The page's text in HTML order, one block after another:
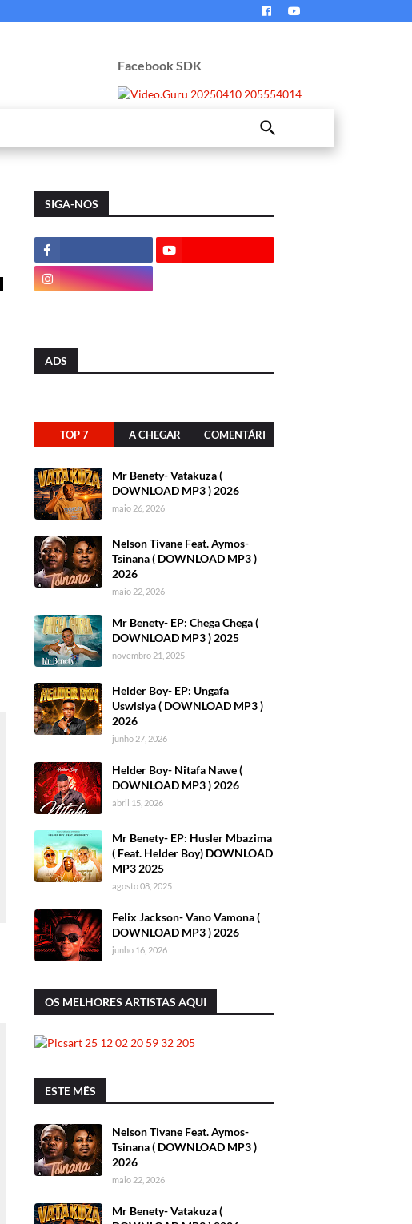
Facebook SDK
SIGA-NOS
ADS
TOP 7 A CHEGAR COMENTÁRI
Mr Benety- Vatakuza (
DOWNLOAD MP3 ) 2026
maio 26, 2026
Nelson Tivane Feat. Aymos-
Tsinana ( DOWNLOAD MP3 )
2026
maio 22, 2026
Mr Benety- EP: Chega Chega (
DOWNLOAD MP3 ) 2025
novembro 21, 2025
Helder Boy- EP: Ungafa
Uswisiya ( DOWNLOAD MP3 )
2026
junho 27, 2026
Helder Boy- Nitafa Nawe (
DOWNLOAD MP3 ) 2026
abril 15, 2026
Mr Benety- EP: Husler Mbazima
( Feat. Helder Boy) DOWNLOAD
MP3 2025
agosto 08, 2025
Felix Jackson- Vano Vamona (
DOWNLOAD MP3 ) 2026
junho 16, 2026
OS MELHORES ARTISTAS AQUI
ESTE MÊS
Nelson Tivane Feat. Aymos-
Tsinana ( DOWNLOAD MP3 )
2026
maio 22, 2026
Mr Benety- Vatakuza (